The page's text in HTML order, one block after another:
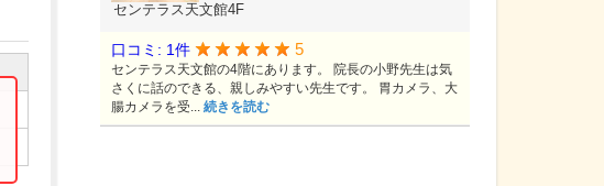
センテラス天文館4F
口コミ: 1件 5
センテラス天文館の4階にあります。 院長の小野先生は気
さくに話のできる、親しみやすい先生です。 胃カメラ、大
腸カメラを受... 続きを読む